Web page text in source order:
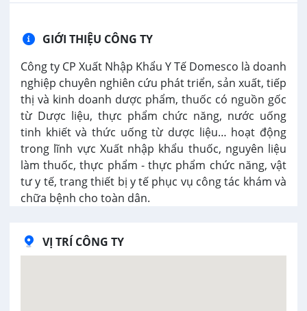
GIỚI THIỆU CÔNG TY
Công ty CP Xuất Nhập Khẩu Y Tế Domesco là doanh
nghiệp chuyên nghiên cứu phát triển, sản xuất, tiếp
thị và kinh doanh dược phẩm, thuốc có nguồn gốc
từ Dược liệu, thực phẩm chức năng, nước uống
tinh khiết và thức uống từ dược liệu… hoạt động
trong lĩnh vực Xuất nhập khẩu thuốc, nguyên liệu
làm thuốc, thực phẩm - thực phẩm chức năng, vật
tư y tế, trang thiết bị y tế phục vụ công tác khám và
chữa bệnh cho toàn dân.
VỊ TRÍ CÔNG TY